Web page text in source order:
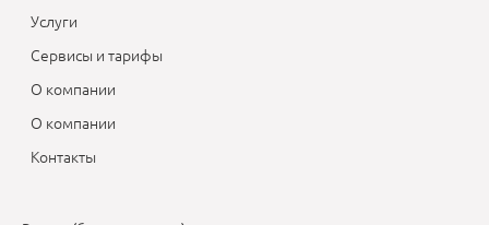
Услуги
Сервисы и тарифы
О компании
О компании
Контакты